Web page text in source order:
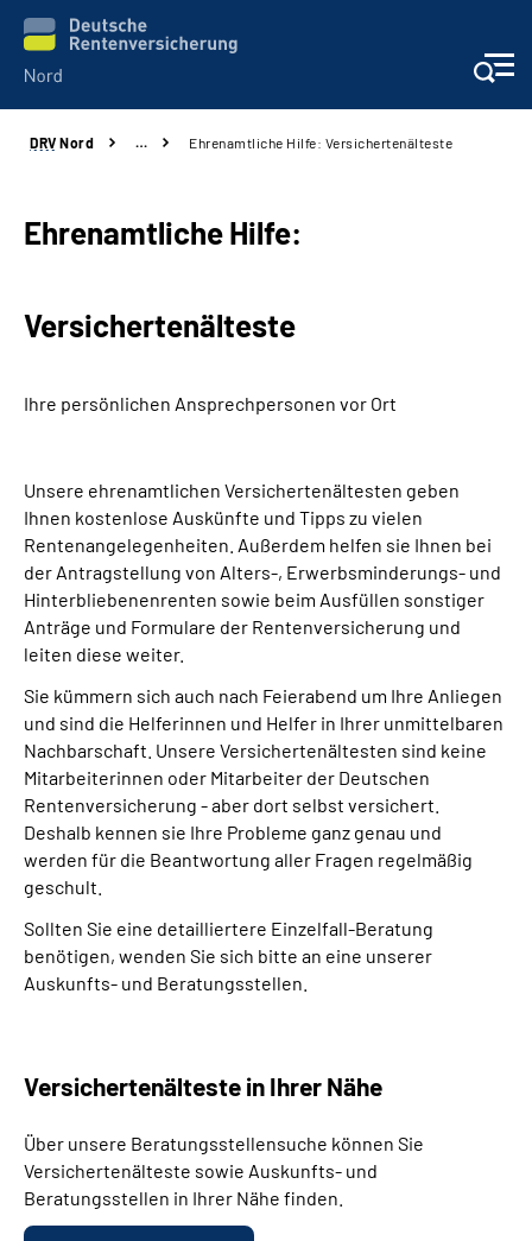
Aktuelles
Services
Karriere
Über uns
Online-Services
Inhalte in Gebärdensprache (DGS)
Suche
Mein Kundenportal
DRV Nord … Ehrenamtliche Hilfe: Versichertenälteste
Ehrenamtliche Hilfe:
Versichertenälteste
Ihre persönlichen Ansprechpersonen vor Ort
Unsere ehrenamtlichen Versichertenältesten geben
Ihnen kostenlose Auskünfte und Tipps zu vielen
Rentenangelegenheiten. Außerdem helfen sie Ihnen bei
der Antragstellung von Alters-, Erwerbsminderungs- und
Hinterbliebenenrenten sowie beim Ausfüllen sonstiger
Anträge und Formulare der Rentenversicherung und
leiten diese weiter.
Sie kümmern sich auch nach Feierabend um Ihre Anliegen
und sind die Helferinnen und Helfer in Ihrer unmittelbaren
Nachbarschaft. Unsere Versichertenältesten sind keine
Mitarbeiterinnen oder Mitarbeiter der Deutschen
Rentenversicherung - aber dort selbst versichert.
Deshalb kennen sie Ihre Probleme ganz genau und
werden für die Beantwortung aller Fragen regelmäßig
geschult.
Sollten Sie eine detailliertere Einzelfall-Beratung
benötigen, wenden Sie sich bitte an eine unserer
Auskunfts- und Beratungsstellen.
Versichertenälteste in Ihrer Nähe
Über unsere Beratungsstellensuche können Sie
Versichertenälteste sowie Auskunfts- und
Beratungsstellen in Ihrer Nähe finden.